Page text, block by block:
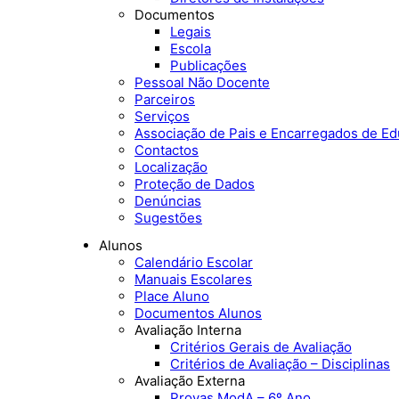
Documentos
Legais
Escola
Publicações
Pessoal Não Docente
Parceiros
Serviços
Associação de Pais e Encarregados de
Contactos
Localização
Proteção de Dados
Denúncias
Sugestões
Alunos
Calendário Escolar
Manuais Escolares
Place Aluno
Documentos Alunos
Avaliação Interna
Critérios Gerais de Avaliação
Critérios de Avaliação – Disciplinas
Avaliação Externa